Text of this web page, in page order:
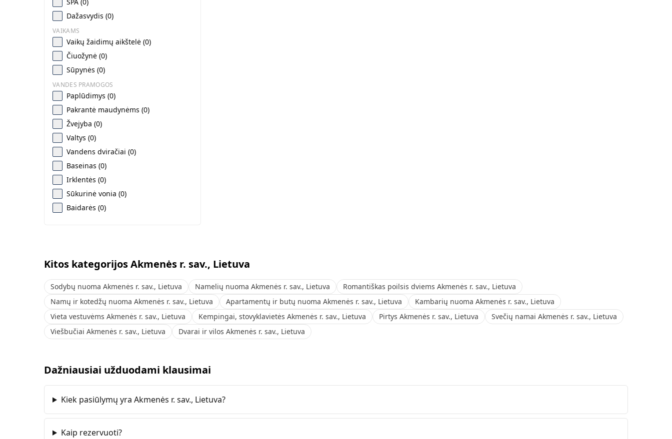
Dažasvydis (0)
VAIKAMS
Vaikų žaidimų aikštelė (0)
Čiuožynė (0)
Sūpynės (0)
VANDES PRAMOGOS
Paplūdimys (0)
Pakrantė maudynėms (0)
Žvejyba (0)
Valtys (0)
Vandens dviračiai (0)
Baseinas (0)
Irklentės (0)
Sūkurinė vonia (0)
Baidarės (0)
Kitos kategorijos Akmenės r. sav., Lietuva
Sodybų nuoma Akmenės r. sav., Lietuva Namelių nuoma Akmenės r. sav., Lietuva
Romantiškas poilsis dviems Akmenės r. sav., Lietuva
Namų ir kotedžų nuoma Akmenės r. sav., Lietuva
Apartamentų ir butų nuoma Akmenės r. sav., Lietuva
Kambarių nuoma Akmenės r. sav., Lietuva
Vieta vestuvėms Akmenės r. sav., Lietuva
Kempingai, stovyklavietės Akmenės r. sav., Lietuva Pirtys Akmenės r. sav., Lietuva
Svečių namai Akmenės r. sav., Lietuva
Viešbučiai Akmenės r. sav., Lietuva
Dvarai ir vilos Akmenės r. sav., Lietuva
Dažniausiai užduodami klausimai
Kiek pasiūlymų yra Akmenės r. sav., Lietuva?
Kaip rezervuoti?